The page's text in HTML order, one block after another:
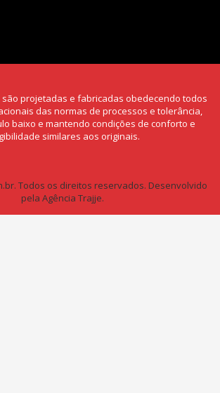
são projetadas e fabricadas obedecendo todos
das normas de processos e tolerância,
baixo e mantendo condições de conforto e
similares aos originais.
Todos os direitos reservados. Desenvolvido
pela Agência Trajje.